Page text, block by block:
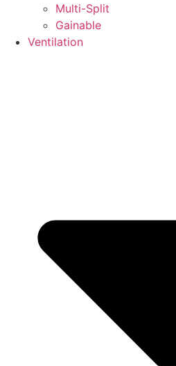
Multi-Split
Gainable
Ventilation